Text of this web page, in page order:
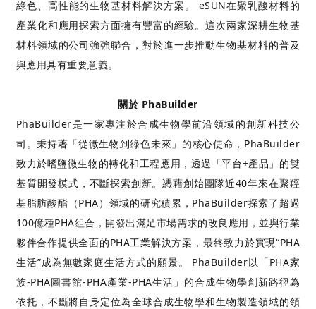
綠色、高性能的生物基材料解決方案。 eSUN在聚乳酸材料的
產業化和應用探索方面擁有豐富的經驗。這次兩家深耕生物基
材料領域的公司強強聯合，對於進一步推動生物基材料的普及
與應用具有重要意義。
關於 PhaBuilder
PhaBuilder是一家專注於合成生物學前沿領域的創新科技公
司。秉持著「從微生物到綠色未來」的核心使命，PhaBuilder
致力於嗜鹽微生物的轉化和工程應用，透過「平台+產品」的雙
基質開發模式，不斷探索創新。憑藉創始團隊近40年來在聚羥
基脂肪酸酯（PHA）領域的研究積累，PhaBuilder探索了超過
100億種PHA組合，開發出滿足市場需求的改良應用，並與行業
夥伴合作提供全面的PHA工業解決方案，最終致力於實現“PHA
生活”成為無數家庭生活方式的願景。 PhaBuilder以「PHA家
族-PHA圖書館-PHA產業-PHA生活」的合成生物學創新路徑為
依托，不斷將自身定位為全球合成生物學和生物製造領域的領